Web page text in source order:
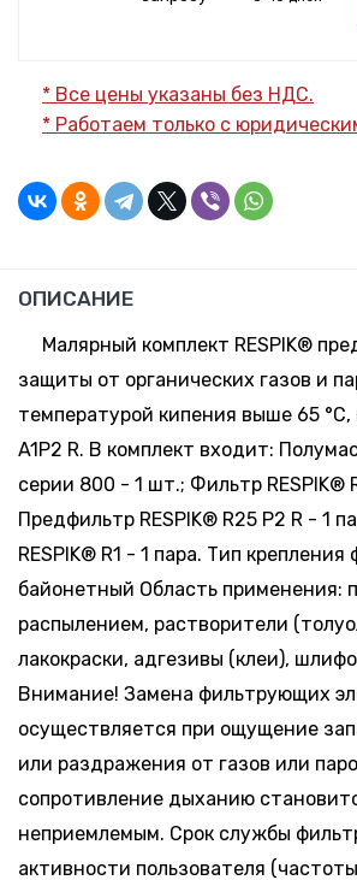
* Все цены указаны без НДС.
* Работаем только с
ОПИСАНИЕ
Малярный комплект RESPIK®
защиты от органических газов и
температурой кипения выше 65
A1P2 R. В комплект входит:
серии 800 - 1 шт.; Фильтр RESPIK®
Предфильтр RESPIK® R25 P2 R - 1
RESPIK® R1 - 1 пара. Тип крепления
байонетный Область применения:
распылением, растворители
лакокраски, адгезивы (клеи),
Внимание! Замена фильтрующих
осуществляется при ощущение
или раздражения от газов или
сопротивление дыханию
неприемлемым. Срок службы
активности пользователя